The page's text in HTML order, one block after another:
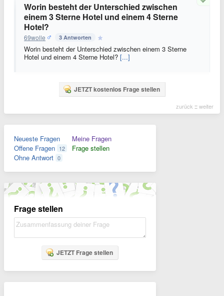
Worin besteht der Unterschied zwischen
einem 3 Sterne Hotel und einem 4 Sterne
Hotel?
69wolle 3 Antworten
Worin besteht der Unterschied zwischen einem 3 Sterne
Hotel und einem 4 Sterne Hotel? [...]
JETZT kostenlos Frage stellen
zurück :: weiter
Neueste Fragen
Offene Fragen 12
Ohne Antwort 0
Meine Fragen
Frage stellen
Frage stellen
JETZT Frage stellen